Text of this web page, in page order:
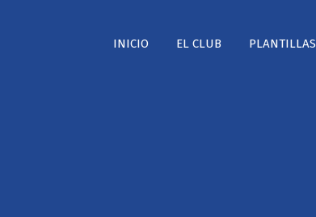
INICIO EL CLUB PLANTILLAS